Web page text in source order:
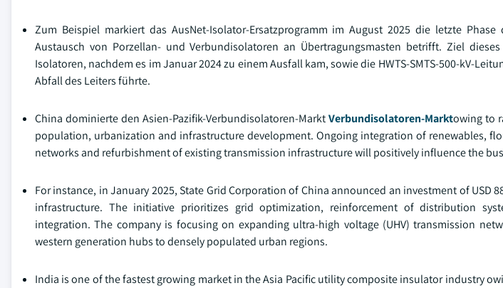
Zum Beispiel markiert das AusNet-Isolator-Ersatzprogramm im August 2025 die letzte Phase
Austausch von Porzellan- und Verbundisolatoren an Übertragungsmasten betrifft. Ziel
Isolatoren, nachdem es im Januar 2024 zu einem Ausfall kam, sowie die HWTS-SMTS-500-kV-
Abfall des Leiters führte.
China dominierte den Asien-Pazifik-Verbundisolatoren-MarktVerbundisolatoren-Marktowing to
population, urbanization and infrastructure development. Ongoing integration of renewables,
networks and refurbishment of existing transmission infrastructure will positively influence the
For instance, in January 2025, State Grid Corporation of China announced an investment of
infrastructure. The initiative prioritizes grid optimization, reinforcement of distribution
integration. The company is focusing on expanding ultra-high voltage (UHV) transmission
western generation hubs to densely populated urban regions.
India is one of the fastest growing market in the Asia Pacific utility composite insulator industry